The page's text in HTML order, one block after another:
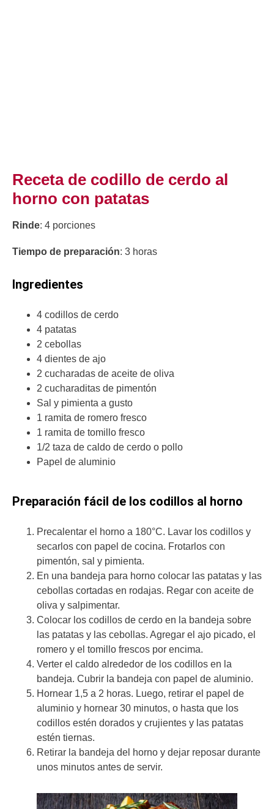
Receta de codillo de cerdo al
horno con patatas
Rinde: 4 porciones
Tiempo de preparación: 3 horas
Ingredientes
4 codillos de cerdo
4 patatas
2 cebollas
4 dientes de ajo
2 cucharadas de aceite de oliva
2 cucharaditas de pimentón
Sal y pimienta a gusto
1 ramita de romero fresco
1 ramita de tomillo fresco
1/2 taza de caldo de cerdo o pollo
Papel de aluminio
Preparación fácil de los codillos al horno
Precalentar el horno a 180°C. Lavar los codillos y
secarlos con papel de cocina. Frotarlos con
pimentón, sal y pimienta.
En una bandeja para horno colocar las patatas y las
cebollas cortadas en rodajas. Regar con aceite de
oliva y salpimentar.
Colocar los codillos de cerdo en la bandeja sobre
las patatas y las cebollas. Agregar el ajo picado, el
romero y el tomillo frescos por encima.
Verter el caldo alrededor de los codillos en la
bandeja. Cubrir la bandeja con papel de aluminio.
Hornear 1,5 a 2 horas. Luego, retirar el papel de
aluminio y hornear 30 minutos, o hasta que los
codillos estén dorados y crujientes y las patatas
estén tiernas.
Retirar la bandeja del horno y dejar reposar durante
unos minutos antes de servir.